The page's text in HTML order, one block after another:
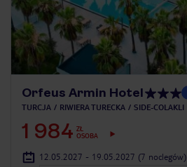
Orfeus Armin Hotel
TURCJA RIWIERA TURECKA SIDE-COLAKLI
1 984 ZŁ
OSOBA
12.05.2027 - 19.05.2027 (7 noclegów)